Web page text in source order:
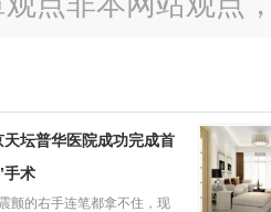
天坛普华医院成功完成首
手术
颤的右手连笔都拿不住，现